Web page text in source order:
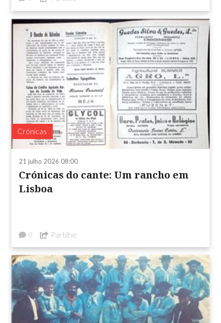
Crónicas
21 julho 2026 08:00
Crónicas do cante: Um rancho em
Lisboa
0 Partilhe